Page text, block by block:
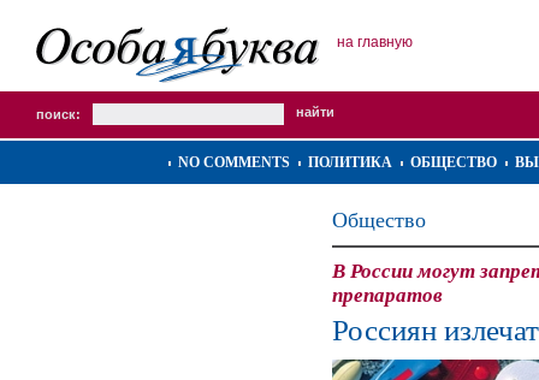
на главную
поиск:
NO COMMENTS ПОЛИТИКА ОБЩЕСТВО
Общество
В России могут
препаратов
Россиян